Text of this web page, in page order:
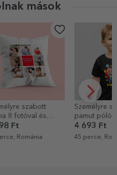
mások
szabott
póló
névvel -
Johny-val
Ft
Románia
Személyre
fotóval
4 693 Ft
45 perce,